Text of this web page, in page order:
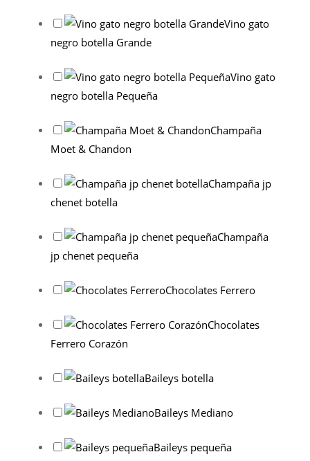
Vino gato
negro botella Grande
Vino gato
negro botella Pequeña
Champaña
Moet & Chandon
Champaña jp
chenet botella
Champaña
jp chenet pequeña
Chocolates Ferrero
Chocolates
Ferrero Corazón
Baileys botella
Baileys Mediano
Baileys pequeña